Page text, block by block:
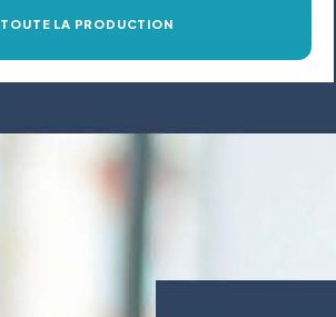
TOUTE LA PRODUCTION